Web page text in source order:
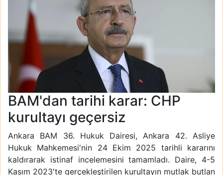
BAM'dan tarihi karar: CHP
kurultayı geçersiz
Ankara BAM 36. Hukuk Dairesi, Ankara 42. Asliye
Hukuk Mahkemesi'nin 24 Ekim 2025 tarihli kararını
kaldırarak istinaf incelemesini tamamladı. Daire, 4-5
Kasım 2023'te gerçekleştirilen kurultayın mutlak butlan